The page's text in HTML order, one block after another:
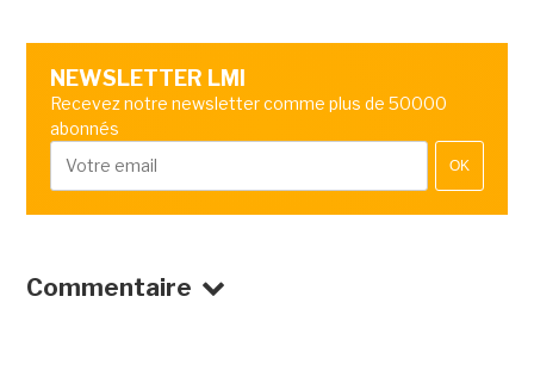
NEWSLETTER LMI
Recevez notre newsletter comme plus de 50000
abonnés
OK
Commentaire